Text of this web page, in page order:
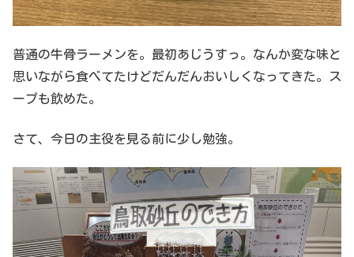
普通の牛骨ラーメンを。最初あじうすっ。なんか変な味と
思いながら食べてたけどだんだんおいしくなってきた。ス
ープも飲めた。
さて、今日の主役を見る前に少し勉強。